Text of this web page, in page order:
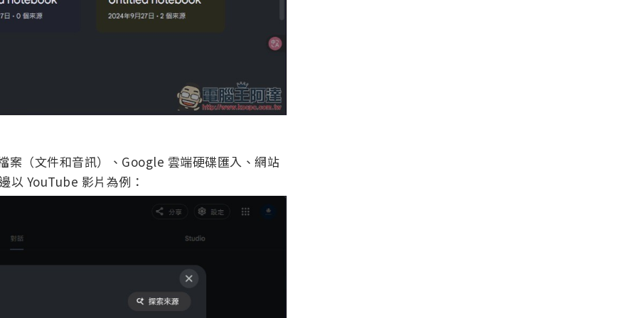
（文件和音訊）、Google 雲端硬碟匯入、網站
以 YouTube 影片為例：